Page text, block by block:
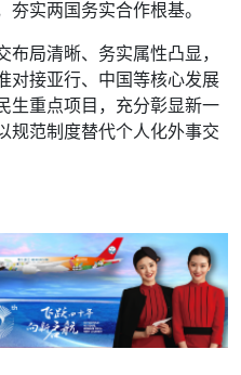
实两国务实合作根基。
局清晰、务实属性凸显，
对接亚行、中国等核心发展
生重点项目，充分彰显新一
规范制度替代个人化外事交